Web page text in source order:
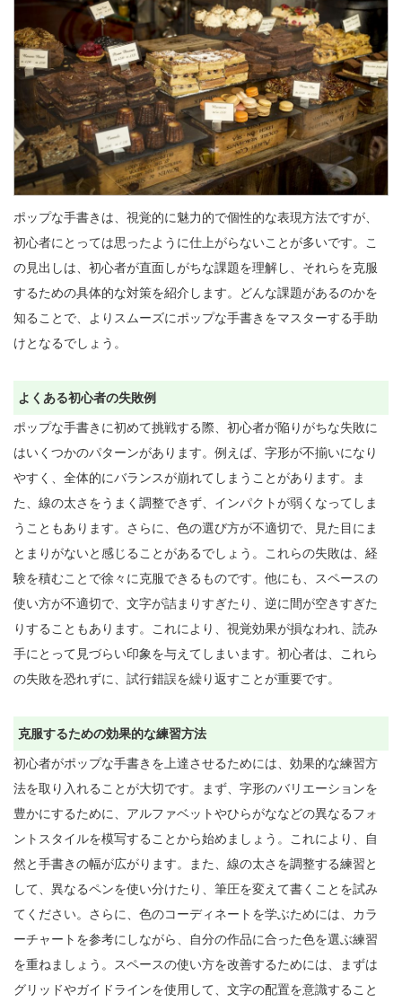
ポップな手書きは、視覚的に魅力的で個性的な表現方法ですが、
初心者にとっては思ったように仕上がらないことが多いです。こ
の見出しは、初心者が直面しがちな課題を理解し、それらを克服
するための具体的な対策を紹介します。どんな課題があるのかを
知ることで、よりスムーズにポップな手書きをマスターする手助
けとなるでしょう。
よくある初心者の失敗例
ポップな手書きに初めて挑戦する際、初心者が陥りがちな失敗に
はいくつかのパターンがあります。例えば、字形が不揃いになり
やすく、全体的にバランスが崩れてしまうことがあります。ま
た、線の太さをうまく調整できず、インパクトが弱くなってしま
うこともあります。さらに、色の選び方が不適切で、見た目にま
とまりがないと感じることがあるでしょう。これらの失敗は、経
験を積むことで徐々に克服できるものです。他にも、スペースの
使い方が不適切で、文字が詰まりすぎたり、逆に間が空きすぎた
りすることもあります。これにより、視覚効果が損なわれ、読み
手にとって見づらい印象を与えてしまいます。初心者は、これら
の失敗を恐れずに、試行錯誤を繰り返すことが重要です。
克服するための効果的な練習方法
初心者がポップな手書きを上達させるためには、効果的な練習方
法を取り入れることが大切です。まず、字形のバリエーションを
豊かにするために、アルファベットやひらがななどの異なるフォ
ントスタイルを模写することから始めましょう。これにより、自
然と手書きの幅が広がります。また、線の太さを調整する練習と
して、異なるペンを使い分けたり、筆圧を変えて書くことを試み
てください。さらに、色のコーディネートを学ぶためには、カラ
ーチャートを参考にしながら、自分の作品に合った色を選ぶ練習
を重ねましょう。スペースの使い方を改善するためには、まずは
グリッドやガイドラインを使用して、文字の配置を意識すること